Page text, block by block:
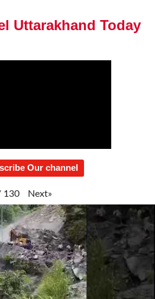
Uttarakhand Today
Our channel
130 Next»